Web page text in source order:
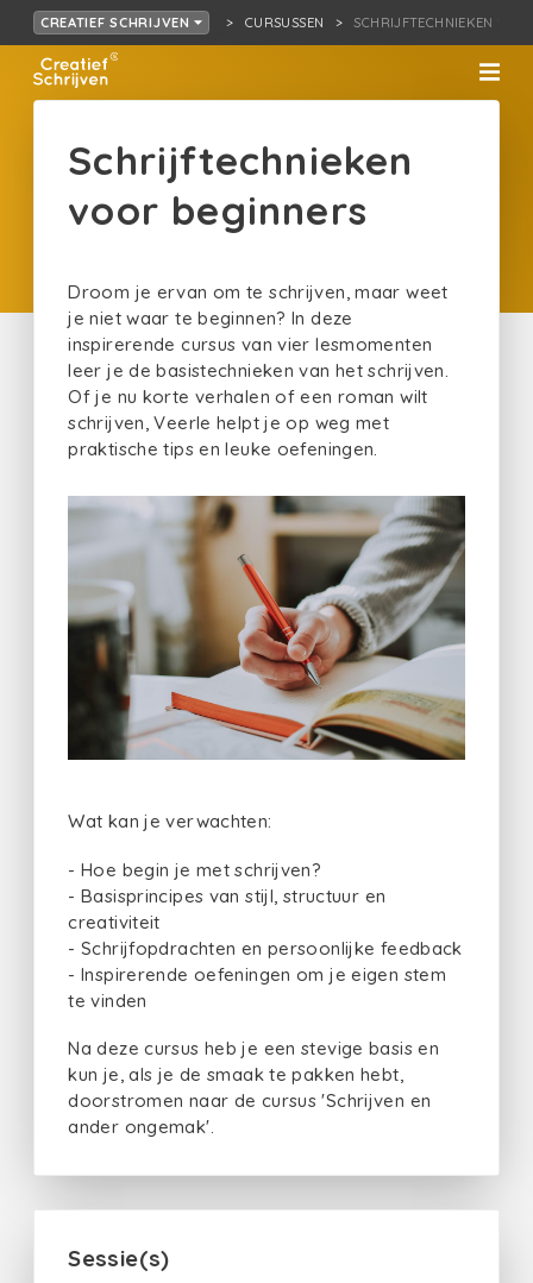
CREATIEF SCHRIJVEN CURSUSSEN SCHRIJFTECHNIEKEN
Schrijftechnieken
voor beginners
Droom je ervan om te schrijven, maar weet
je niet waar te beginnen? In deze
inspirerende cursus van vier lesmomenten
leer je de basistechnieken van het schrijven.
Of je nu korte verhalen of een roman wilt
schrijven, Veerle helpt je op weg met
praktische tips en leuke oefeningen.
Wat kan je verwachten:
- Hoe begin je met schrijven?
- Basisprincipes van stijl, structuur en
creativiteit
- Schrijfopdrachten en persoonlijke feedback
- Inspirerende oefeningen om je eigen stem
te vinden
Na deze cursus heb je een stevige basis en
kun je, als je de smaak te pakken hebt,
doorstromen naar de cursus 'Schrijven en
ander ongemak'.
Sessie(s)